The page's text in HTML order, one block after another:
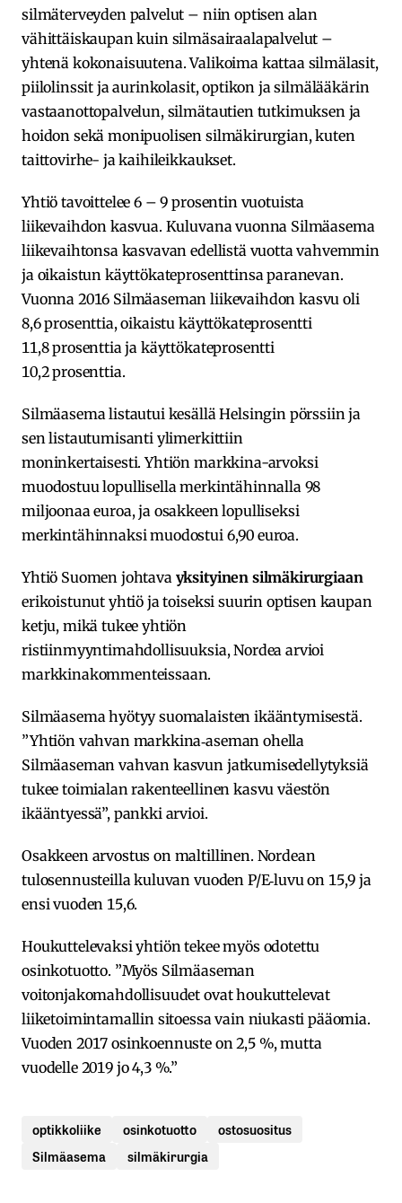
silmäterveyden palvelut – niin optisen alan
vähittäiskaupan kuin silmäsairaalapalvelut –
yhtenä kokonaisuutena. Valikoima kattaa silmälasit,
piilolinssit ja aurinkolasit, optikon ja silmälääkärin
vastaanottopalvelun, silmätautien tutkimuksen ja
hoidon sekä monipuolisen silmäkirurgian, kuten
taittovirhe- ja kaihileikkaukset.
Yhtiö tavoittelee 6 – 9 prosentin vuotuista
liikevaihdon kasvua. Kuluvana vuonna Silmäasema
liikevaihtonsa kasvavan edellistä vuotta vahvemmin
ja oikaistun käyttökateprosenttinsa paranevan.
Vuonna 2016 Silmäaseman liikevaihdon kasvu oli
8,6 prosenttia, oikaistu käyttökateprosentti
11,8 prosenttia ja käyttökateprosentti
10,2 prosenttia.
Silmäasema listautui kesällä Helsingin pörssiin ja
sen listautumisanti ylimerkittiin
moninkertaisesti. Yhtiön markkina-arvoksi
muodostuu lopullisella merkintähinnalla 98
miljoonaa euroa, ja osakkeen lopulliseksi
merkintähinnaksi muodostui 6,90 euroa.
Yhtiö Suomen johtava yksityinen silmäkirurgiaan
erikoistunut yhtiö ja toiseksi suurin optisen kaupan
ketju, mikä tukee yhtiön
ristiinmyyntimahdollisuuksia, Nordea arvioi
markkinakommenteissaan.
Silmäasema hyötyy suomalaisten ikääntymisestä.
”Yhtiön vahvan markkina‐aseman ohella
Silmäaseman vahvan kasvun jatkumisedellytyksiä
tukee toimialan rakenteellinen kasvu väestön
ikääntyessä”, pankki arvioi.
Osakkeen arvostus on maltillinen. Nordean
tulosennusteilla kuluvan vuoden P/E‐luvu on 15,9 ja
ensi vuoden 15,6.
Houkuttelevaksi yhtiön tekee myös odotettu
osinkotuotto. ”Myös Silmäaseman
voitonjakomahdollisuudet ovat houkuttelevat
liiketoimintamallin sitoessa vain niukasti pääomia.
Vuoden 2017 osinkoennuste on 2,5 %, mutta
vuodelle 2019 jo 4,3 %.”
optikkoliike osinkotuotto
ostosuositus
Silmäasema
silmäkirurgia